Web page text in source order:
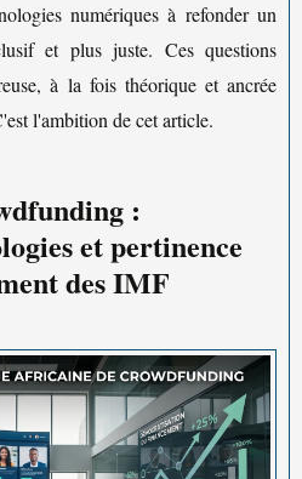
numériques à refonder un
et plus juste. Ces questions
à la fois théorique et ancrée
l'ambition de cet article.
:
et pertinence
des IMF